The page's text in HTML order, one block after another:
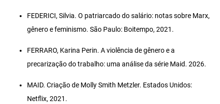
FEDERICI, Silvia. O patriarcado do salário: notas sobre Marx,
gênero e feminismo. São Paulo: Boitempo, 2021.
FERRARO, Karina Perin. A violência de gênero e a
precarização do trabalho: uma análise da série Maid. 2026.
MAID. Criação de Molly Smith Metzler. Estados Unidos:
Netflix, 2021.